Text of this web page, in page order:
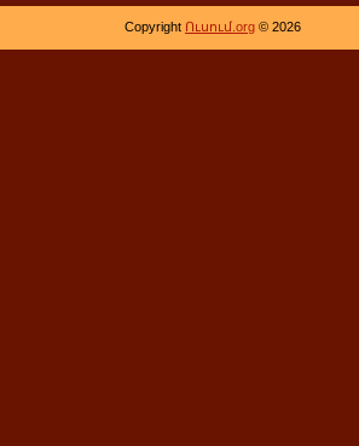
Copyright Ուսում.org © 2026